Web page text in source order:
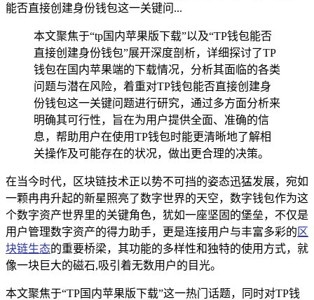
能否直接创建身份钱包这一关键问...
本文聚焦于“tp国内苹果版下载”以及“TP钱包能否
直接创建身份钱包”展开深度剖析，详细探讨了TP
钱包在国内苹果端的下载情况，分析其面临的各类
问题与潜在风险，着重对TP钱包能否直接创建身
份钱包这一关键问题进行研究，通过多方面分析来
明确其可行性，旨在为用户提供全面、准确的信
息，帮助用户在使用TP钱包时能更清晰地了解相
关操作及可能存在的状况，做出更合理的决策。
在当今时代，区块链技术正以势不可挡的姿态迅猛发展，宛如
一颗冉冉升起的新星照亮了数字世界的天空，数字钱包作为这
个数字资产世界里的关键角色，犹如一座坚固的堡垒，不仅是
用户管理数字资产的得力助手，更是连接用户与丰富多彩的 区
块链生态的重要桥梁，其功能的多样性和独特的使用方式，就
像一块巨大的磁石,吸引着无数用户的目光。
本文聚焦于“TP国内苹果版下载”这一热门话题，同时对TP钱